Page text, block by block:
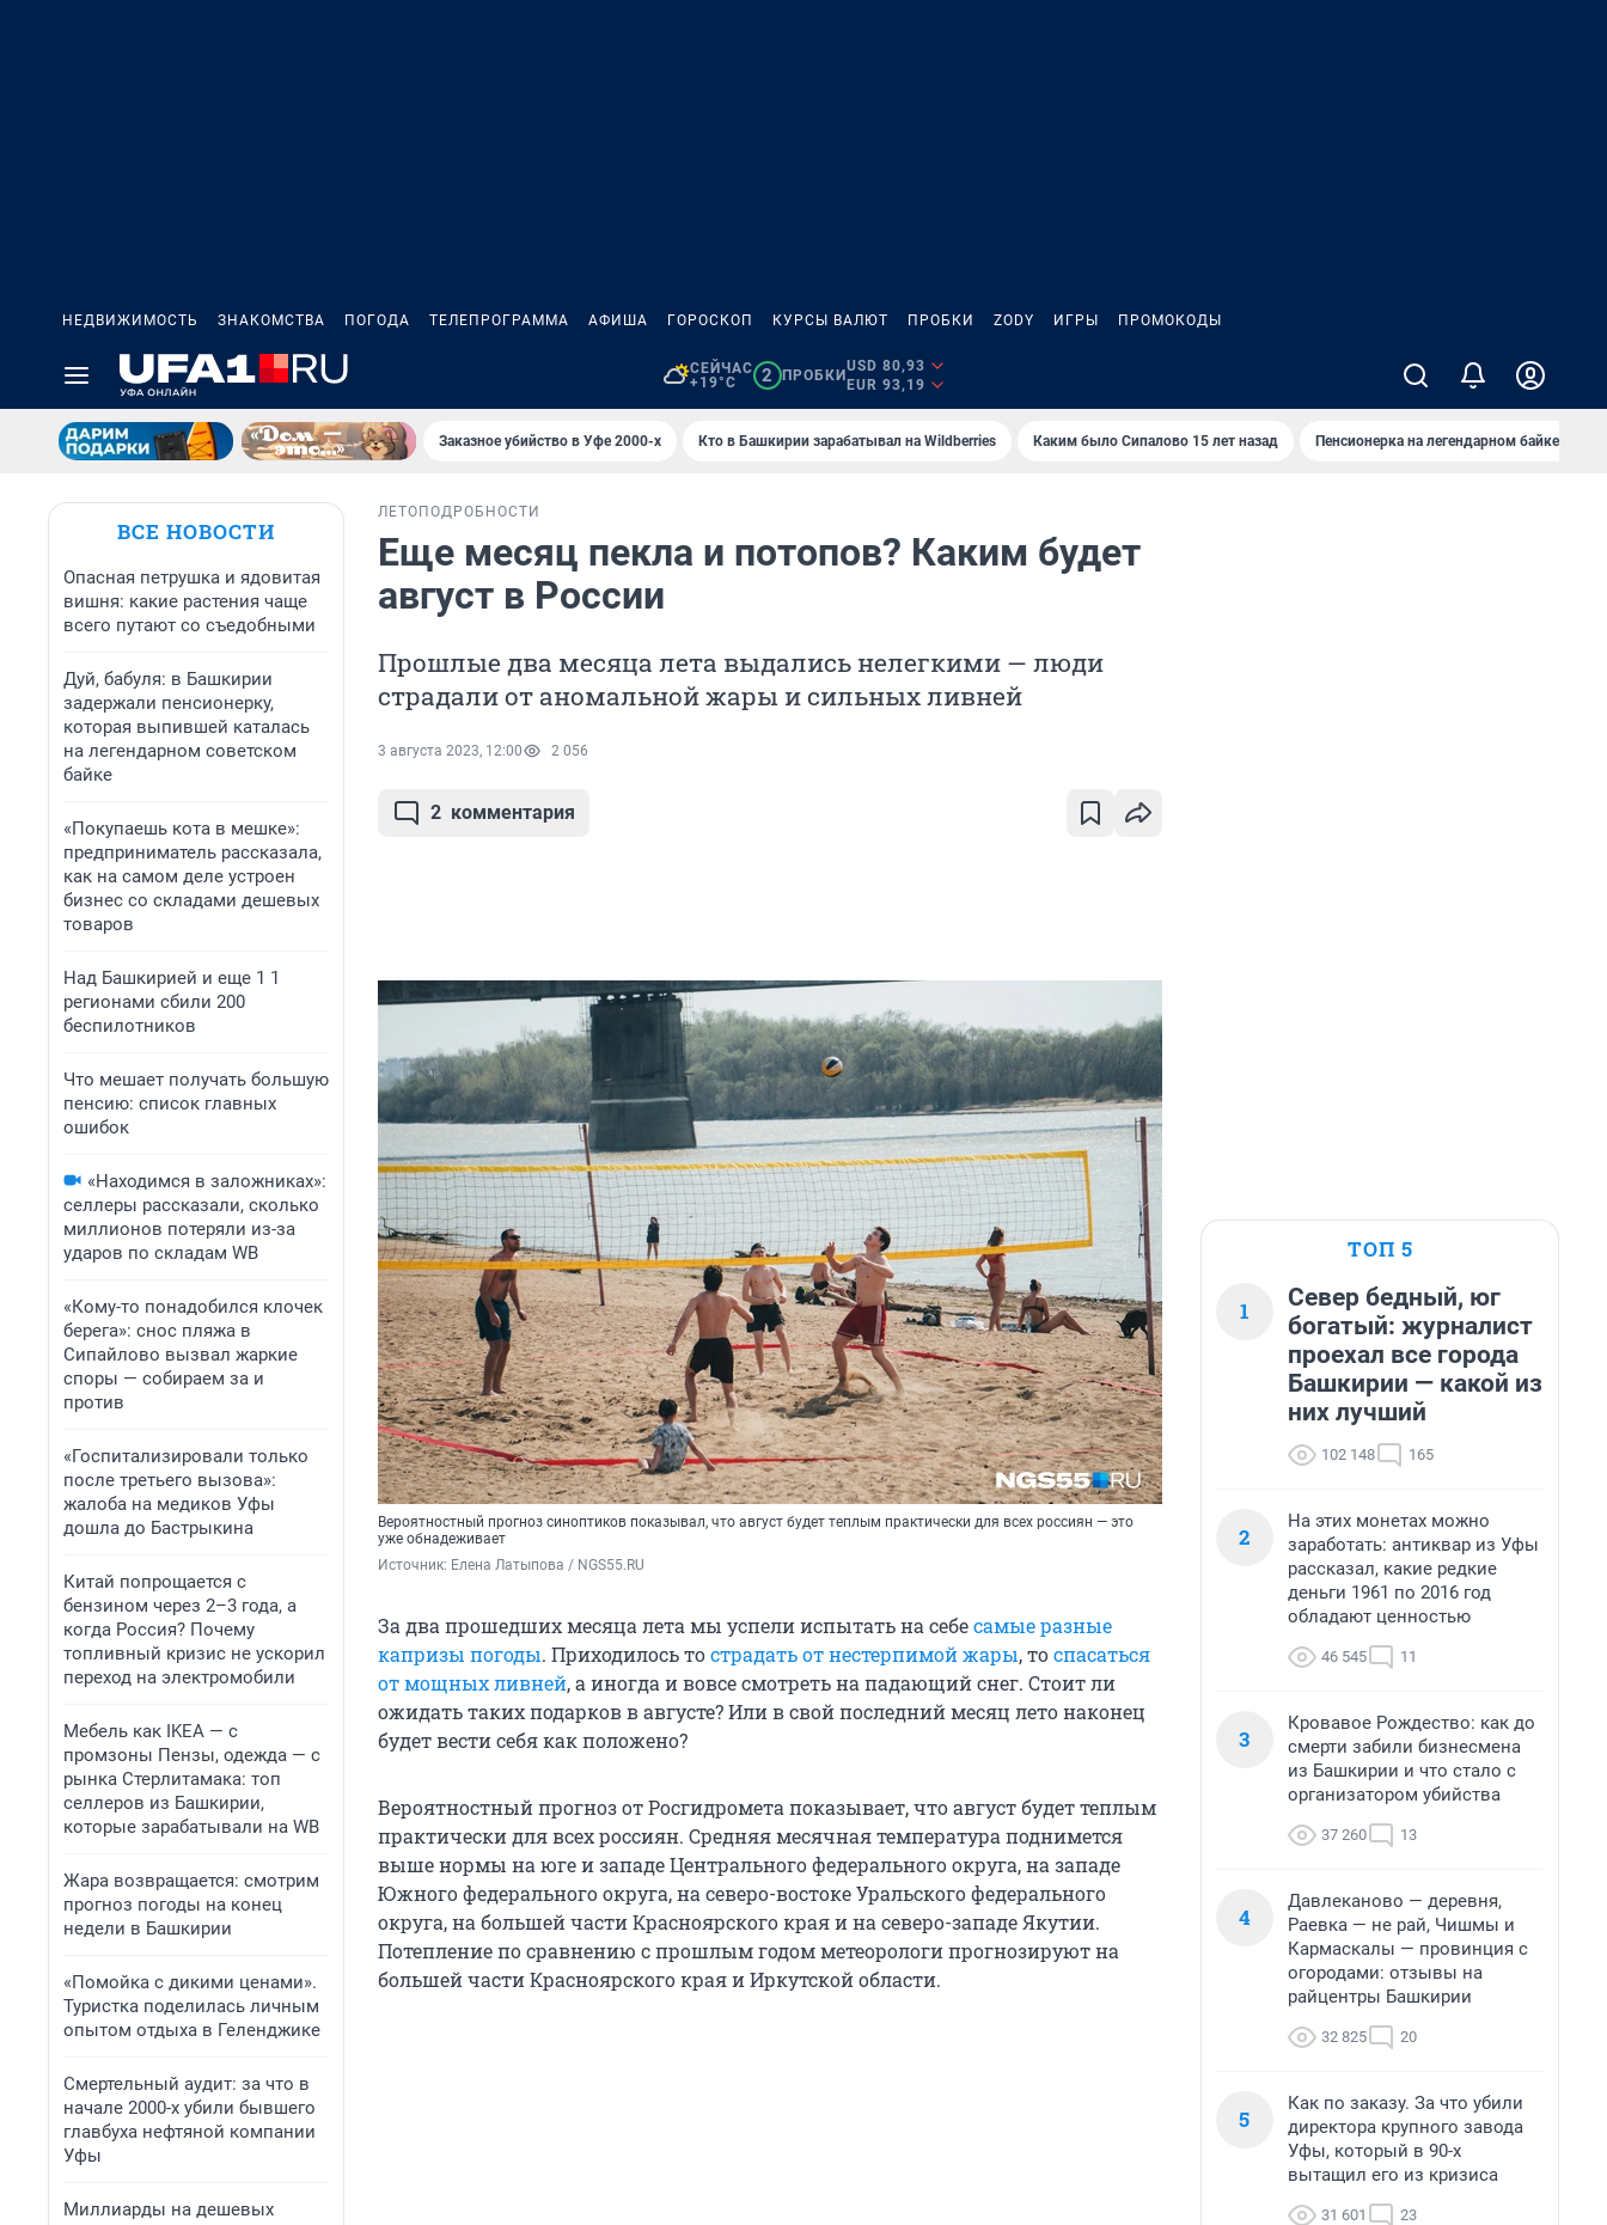
НЕДВИЖИМОСТЬ ЗНАКОМСТВА ПОГОДА ТЕЛЕПРОГРАММА АФИША ГОРОСКОП КУРСЫ ВАЛЮТ ПРОБКИ ZODY ИГРЫ ПРОМОКОДЫ
СЕЙЧАС
+19°C
2 ПРОБКИ
USD 80,93
EUR 93,19
Заказное убийство в Уфе 2000-х Кто в Башкирии зарабатывал на Wildberries Каким было Сипалово 15 лет назад Пенсионерка на легендарном байке
ВСЕ НОВОСТИ
Опасная петрушка и ядовитая
вишня: какие растения чаще
всего путают со съедобными
Дуй, бабуля: в Башкирии
задержали пенсионерку,
которая выпившей каталась
на легендарном советском
байке
«Покупаешь кота в мешке»:
предприниматель рассказала,
как на самом деле устроен
бизнес со складами дешевых
товаров
Над Башкирией и еще 1 1
регионами сбили 200
беспилотников
Что мешает получать большую
пенсию: список главных
ошибок
«Находимся в заложниках»:
селлеры рассказали, сколько
миллионов потеряли из-за
ударов по складам WB
«Кому-то понадобился клочек
берега»: снос пляжа в
Сипайлово вызвал жаркие
споры — собираем за и
против
«Госпитализировали только
после третьего вызова»:
жалоба на медиков Уфы
дошла до Бастрыкина
Китай попрощается с
бензином через 2–3 года, а
когда Россия? Почему
топливный кризис не ускорил
переход на электромобили
Мебель как IKEA — с
промзоны Пензы, одежда — с
рынка Стерлитамака: топ
селлеров из Башкирии,
которые зарабатывали на WB
Жара возвращается: смотрим
прогноз погоды на конец
недели в Башкирии
«Помойка с дикими ценами».
Туристка поделилась личным
опытом отдыха в Геленджике
Смертельный аудит: за что в
начале 2000-х убили бывшего
главбуха нефтяной компании
Уфы
Миллиарды на дешевых
ЛЕТО ПОДРОБНОСТИ
Еще месяц пекла и потопов? Каким будет
август в России
Прошлые два месяца лета выдались нелегкими — люди
страдали от аномальной жары и сильных ливней
3 августа 2023, 12:00 2 056
2 комментария
Вероятностный прогноз синоптиков показывал, что август будет теплым практически для всех россиян — это
уже обнадеживает
Источник: Елена Латыпова / NGS55.RU
За два прошедших месяца лета мы успели испытать на себесамые разные
капризы погоды. Приходилось тострадать от нестерпимой жары, тоспасаться
от мощных ливней, а иногда и вовсе смотреть на падающий снег. Стоит ли
ожидать таких подарков в августе? Или в свой последний месяц лето наконец
будет вести себя как положено?
Вероятностный прогноз от Росгидромета показывает, что август будет теплым
практически для всех россиян. Средняя месячная температура поднимется
выше нормы на юге и западе Центрального федерального округа, на западе
Южного федерального округа, на северо-востоке Уральского федерального
округа, на большей части Красноярского края и на северо-западе Якутии.
Потепление по сравнению с прошлым годом метеорологи прогнозируют на
большей части Красноярского края и Иркутской области.
ТОП 5
1
Север бедный, юг
богатый: журналист
проехал все города
Башкирии — какой из
них лучший
102 148 165
2
На этих монетах можно
заработать: антиквар из Уфы
рассказал, какие редкие
деньги 1961 по 2016 год
обладают ценностью
46 545 11
3
Кровавое Рождество: как до
смерти забили бизнесмена
из Башкирии и что стало с
организатором убийства
37 260 13
4
Давлеканово — деревня,
Раевка — не рай, Чишмы и
Кармаскалы — провинция с
огородами: отзывы на
райцентры Башкирии
32 825 20
5
Как по заказу. За что убили
директора крупного завода
Уфы, который в 90-х
вытащил его из кризиса
31 601 23